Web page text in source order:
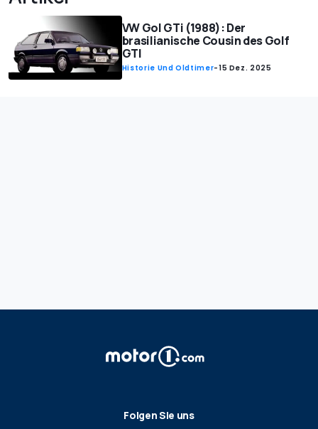
VW Gol GTi (1988): Der
brasilianische Cousin des Golf
GTI
Historie Und Oldtimer-15 Dez. 2025
Folgen Sie uns